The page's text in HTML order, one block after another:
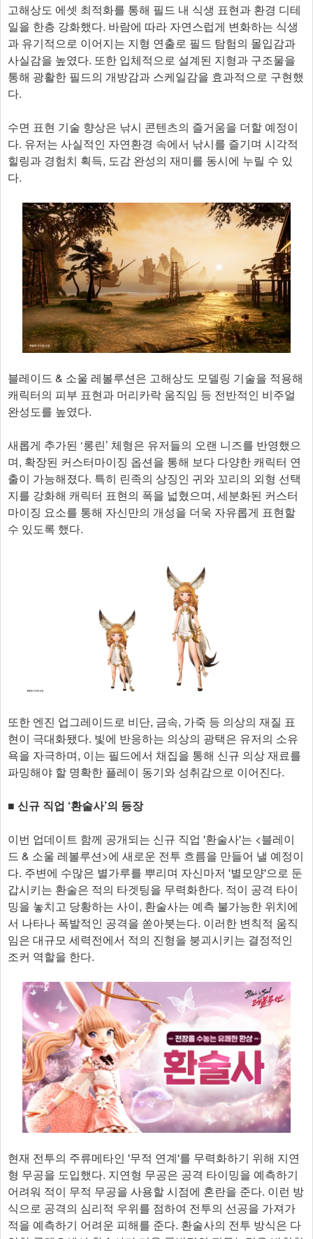
고해상도 에셋 최적화를 통해 필드 내 식생 표현과 환경 디테
일을 한층 강화했다. 바람에 따라 자연스럽게 변화하는 식생
과 유기적으로 이어지는 지형 연출로 필드 탐험의 몰입감과
사실감을 높였다. 또한 입체적으로 설계된 지형과 구조물을
통해 광활한 필드의 개방감과 스케일감을 효과적으로 구현했
다.
수면 표현 기술 향상은 낚시 콘텐츠의 즐거움을 더할 예정이
다. 유저는 사실적인 자연환경 속에서 낚시를 즐기며 시각적
힐링과 경험치 획득, 도감 완성의 재미를 동시에 누릴 수 있
다.
블레이드 & 소울 레볼루션은 고해상도 모델링 기술을 적용해
캐릭터의 피부 표현과 머리카락 움직임 등 전반적인 비주얼
완성도를 높였다.
새롭게 추가된 ‘롱린’ 체형은 유저들의 오랜 니즈를 반영했으
며, 확장된 커스터마이징 옵션을 통해 보다 다양한 캐릭터 연
출이 가능해졌다. 특히 린족의 상징인 귀와 꼬리의 외형 선택
지를 강화해 캐릭터 표현의 폭을 넓혔으며, 세분화된 커스터
마이징 요소를 통해 자신만의 개성을 더욱 자유롭게 표현할
수 있도록 했다.
또한 엔진 업그레이드로 비단, 금속, 가죽 등 의상의 재질 표
현이 극대화됐다. 빛에 반응하는 의상의 광택은 유저의 소유
욕을 자극하며, 이는 필드에서 채집을 통해 신규 의상 재료를
파밍해야 할 명확한 플레이 동기와 성취감으로 이어진다.
■ 신규 직업 ‘환술사’의 등장
이번 업데이트 함께 공개되는 신규 직업 '환술사'는 <블레이
드 & 소울 레볼루션>에 새로운 전투 흐름을 만들어 낼 예정이
다. 주변에 수많은 별가루를 뿌리며 자신마저 '별모양'으로 둔
갑시키는 환술은 적의 타겟팅을 무력화한다. 적이 공격 타이
밍을 놓치고 당황하는 사이, 환술사는 예측 불가능한 위치에
서 나타나 폭발적인 공격을 쏟아붓는다. 이러한 변칙적 움직
임은 대규모 세력전에서 적의 진형을 붕괴시키는 결정적인
조커 역할을 한다.
현재 전투의 주류메타인 '무적 연계'를 무력화하기 위해 지연
형 무공을 도입했다. 지연형 무공은 공격 타이밍을 예측하기
어려워 적이 무적 무공을 사용할 시점에 혼란을 준다. 이런 방
식으로 공격의 심리적 우위를 점하여 전투의 선공을 가져가
적을 예측하기 어려운 피해를 준다. 환술사의 전투 방식은 다